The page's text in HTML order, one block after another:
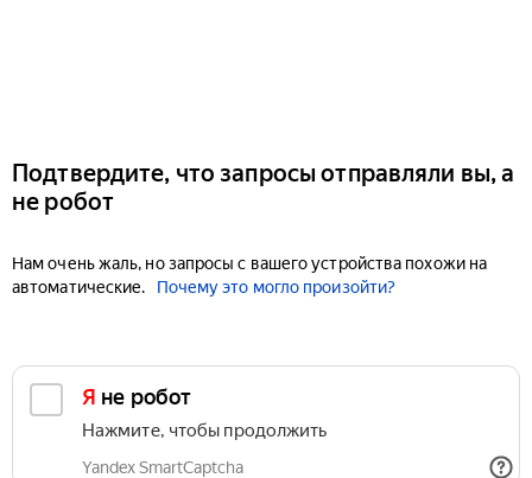
Подтвердите, что запросы отправляли вы, а
не робот
Нам очень жаль, но запросы с вашего устройства похожи на
автоматические.
Почему это могло произойти?
Я не робот
Нажмите, чтобы продолжить
Yandex SmartCaptcha